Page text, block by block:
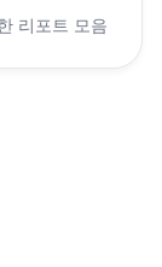
리포트 모음